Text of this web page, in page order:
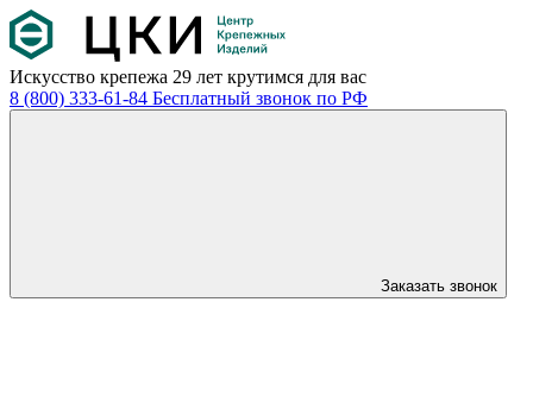
Искусство крепежа 29 лет крутимся для вас
8 (800) 333-61-84 Бесплатный звонок по РФ
Заказать звонок